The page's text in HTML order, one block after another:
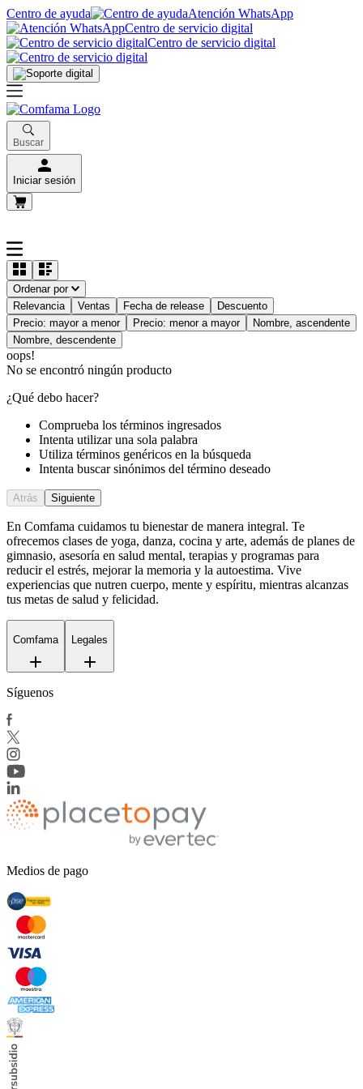
Centro de ayuda
Atención WhatsApp
Centro de servicio digital
Centro de servicio digital
Buscar
Iniciar sesión
Ordenar por
Relevancia
Ventas Fecha de release
Descuento
Precio: mayor a menor
Precio: menor a mayor
Nombre, ascendente
Nombre, descendente
oops!
No se encontró ningún producto
¿Qué debo hacer?
Comprueba los términos ingresados
Intenta utilizar una sola palabra
Utiliza términos genéricos en la búsqueda
Intenta buscar sinónimos del término deseado
Atrás Siguiente
En Comfama cuidamos tu bienestar de manera integral. Te
ofrecemos clases de yoga, danza, cocina y arte, además de planes de
gimnasio, asesoría en salud mental, terapias y programas para
reducir el estrés, mejorar la memoria y la autoestima. Vive
experiencias que nutren cuerpo, mente y espíritu, mientras alcanzas
tus metas de salud y felicidad.
Comfama Legales
Síguenos
Medios de pago